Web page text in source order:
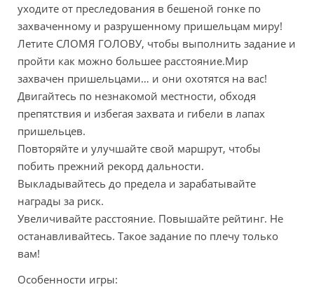
уходите от преследования в бешеной гонке по
захваченному и разрушенному пришельцам миру!
Летите СЛОМЯ ГОЛОВУ, чтобы выполнить задание и
пройти как можно большее расстояние.Мир
захвачен пришельцами… и они охотятся на вас!
Двигайтесь по незнакомой местности, обходя
препятствия и избегая захвата и гибели в лапах
пришельцев.
Повторяйте и улучшайте свой маршрут, чтобы
побить прежний рекорд дальности.
Выкладывайтесь до предела и зарабатывайте
награды за риск.
Увеличивайте расстояние. Повышайте рейтинг. Не
останавливайтесь. Такое задание по плечу только
вам!
Особенности игры: